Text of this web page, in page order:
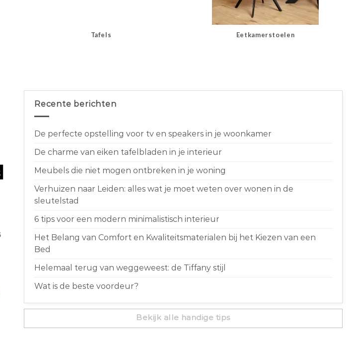
Tafels Eetkamerstoelen
Recente berichten
De perfecte opstelling voor tv en speakers in je woonkamer
De charme van eiken tafelbladen in je interieur
Meubels die niet mogen ontbreken in je woning
Verhuizen naar Leiden: alles wat je moet weten over wonen in de
sleutelstad
6 tips voor een modern minimalistisch interieur
Het Belang van Comfort en Kwaliteitsmaterialen bij het Kiezen van een
Bed
Helemaal terug van weggeweest: de Tiffany stijl
Wat is de beste voordeur?
Bekijk alle handige tips